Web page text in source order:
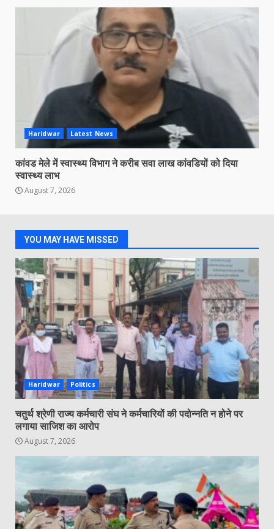
Haridwar Latest News
कांवड मेले में स्वास्थ्य विभाग ने करीब सवा लाख कांवडियों को दिया
स्वास्थ्य लाभ
August 7, 2026
YOU MAY HAVE MISSED
Haridwar Politics
चतुर्थ श्रेणी राज्य कर्मचारी संघ ने कर्मचारियों की पदोन्नति न होने पर
लगाया साजिश का आरोप
August 7, 2026